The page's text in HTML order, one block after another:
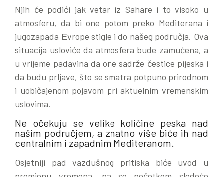
Njih će podići jak vetar iz Sahare i to visoko u
atmosferu, da bi one potom preko Mediterana i
jugozapada Еvrope stigle i do našeg područja. Ova
situacija usloviće da atmosfera bude zamućena, a
u vrijeme padavina da one sadrže čestice pijeska i
da budu prljave, što se smatra potpuno prirodnom
i uobičajenom pojavom pri aktuelnim vremenskim
uslovima.
Ne očekuju se velike količine peska nad
našim područjem, a znatno više biće ih nad
centralnim i zapadnim Mediteranom.
Osjetniji pad vazdušnog pritiska biće uvod u